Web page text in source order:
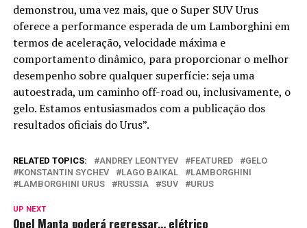
demonstrou, uma vez mais, que o Super SUV Urus
oferece a performance esperada de um Lamborghini em
termos de aceleração, velocidade máxima e
comportamento dinâmico, para proporcionar o melhor
desempenho sobre qualquer superfície: seja uma
autoestrada, um caminho off-road ou, inclusivamente, o
gelo. Estamos entusiasmados com a publicação dos
resultados oficiais do Urus”.
RELATED TOPICS: ANDREY LEONTYEV FEATURED
GELO
KONSTANTIN SYCHEV
LAGO BAIKAL
LAMBORGHINI
LAMBORGHINI URUS
RUSSIA SUV URUS
UP NEXT
Opel Manta poderá regressar… elétrico